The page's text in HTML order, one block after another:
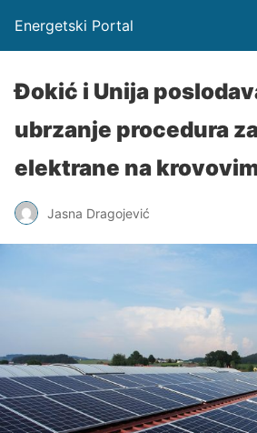
Energetski Portal
Đokić i Unija
ubrzanje procedura
elektrane na
Jasna Dragojević